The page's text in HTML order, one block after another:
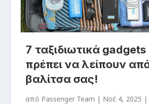
7 ταξιδιωτικά
πρέπει να λείπουν
βαλίτσα σας!
από Passenger Team | Νοέ 4, 2025